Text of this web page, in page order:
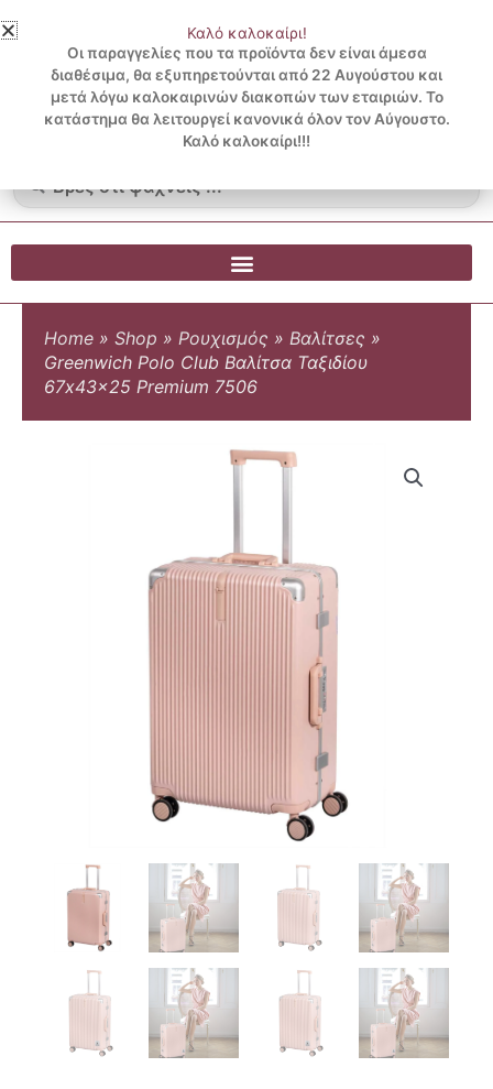
στο
περιεχόμενο
3 ΔΟΣΕΙΣ ΧΩΡΙΣ ΠΙΣΤΩΤΙΚΗ ΜΕ KLARNA
...
Λογαριασμός
Blog
0.00€
0
Cart
Home » Shop » Ρουχισμός » Βαλίτσες »
Greenwich Polo Club Βαλίτσα Ταξιδίου
67x43x25 Premium 7506
Καλό καλοκαίρι!
Οι παραγγελίες που τα προϊόντα δεν είναι άμεσα
διαθέσιμα, θα εξυπηρετούνται από 22 Αυγούστου και
μετά λόγω καλοκαιρινών διακοπών των εταιριών. Το
κατάστημα θα λειτουργεί κανονικά όλον τον Αύγουστο.
Καλό καλοκαίρι!!!